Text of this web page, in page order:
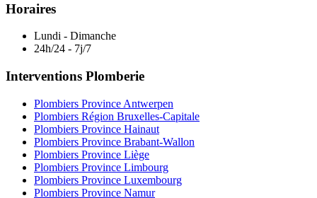
Horaires
Lundi - Dimanche
24h/24 - 7j/7
Interventions Plomberie
Plombiers Province Antwerpen
Plombiers Région Bruxelles-Capitale
Plombiers Province Hainaut
Plombiers Province Brabant-Wallon
Plombiers Province Liège
Plombiers Province Limbourg
Plombiers Province Luxembourg
Plombiers Province Namur